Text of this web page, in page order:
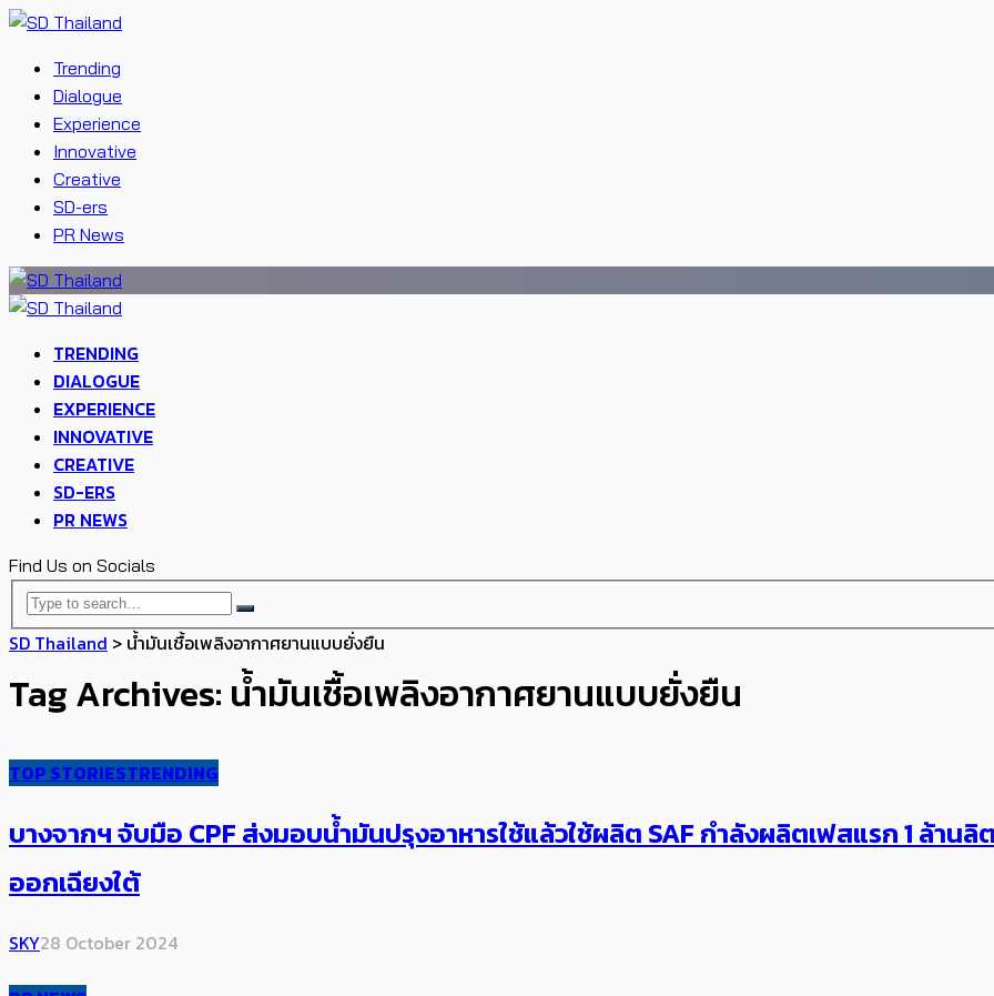
Trending
Dialogue
Experience
Innovative
Creative
SD-ers
PR News
TRENDING
DIALOGUE
EXPERIENCE
INNOVATIVE
CREATIVE
SD-ERS
PR NEWS
Find Us on Socials
SD Thailand > น้ำมันเชื้อเพลิงอากาศยานแบบยั่งยืน
Tag Archives: น้ำมันเชื้อเพลิงอากาศยานแบบยั่งยืน
TOP STORIESTRENDING
บางจากฯ จับมือ CPF ส่งมอบน้ำมันปรุงอาหารใช้แล้วใช้ผลิต SAF กำลังผลิตเฟสแรก 1 ล้า
ออกเฉียงใต้
SKY28 October 2024